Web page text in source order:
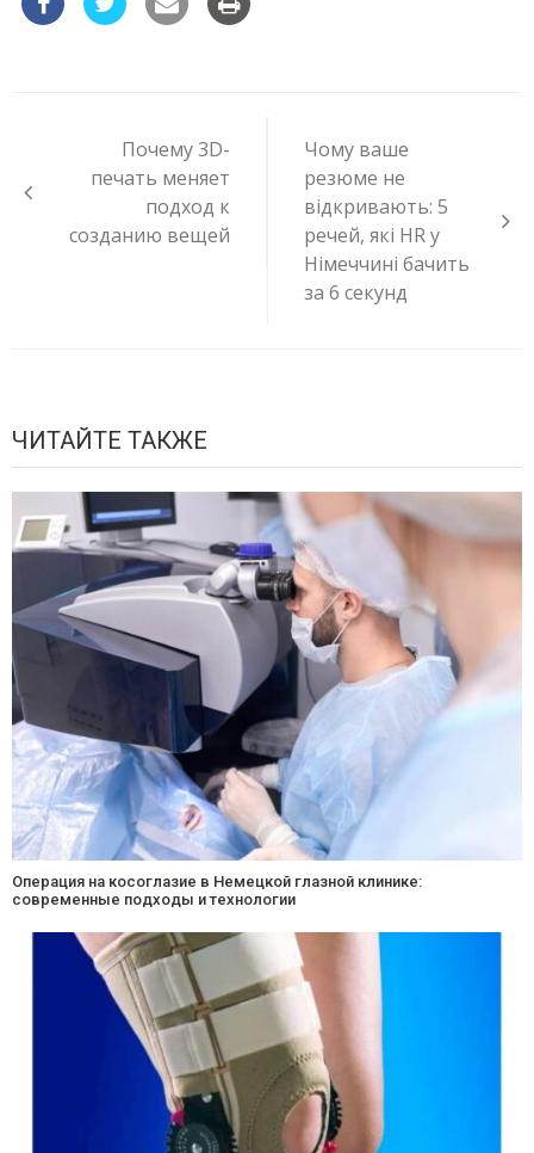
записям
Почему 3D-
печать меняет
подход к
созданию вещей
Чому ваше
резюме не
відкривають: 5
речей, які HR у
Німеччині бачить
за 6 секунд
ЧИТАЙТЕ ТАКЖЕ
Операция на косоглазие в Немецкой глазной клинике:
современные подходы и технологии